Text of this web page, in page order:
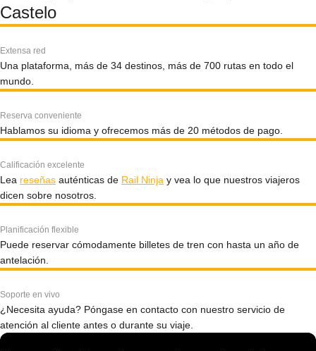
Castelo
Extensa red
Una plataforma, más de 34 destinos, más de 700 rutas en todo el
mundo.
Reserva conveniente
Hablamos su idioma y ofrecemos más de 20 métodos de pago.
Calificación excelente
Lea reseñas auténticas de Rail Ninja y vea lo que nuestros viajeros
dicen sobre nosotros.
Planificación flexible
Puede reservar cómodamente billetes de tren con hasta un año de
antelación.
Soporte en vivo
¿Necesita ayuda? Póngase en contacto con nuestro servicio de
atención al cliente antes o durante su viaje.